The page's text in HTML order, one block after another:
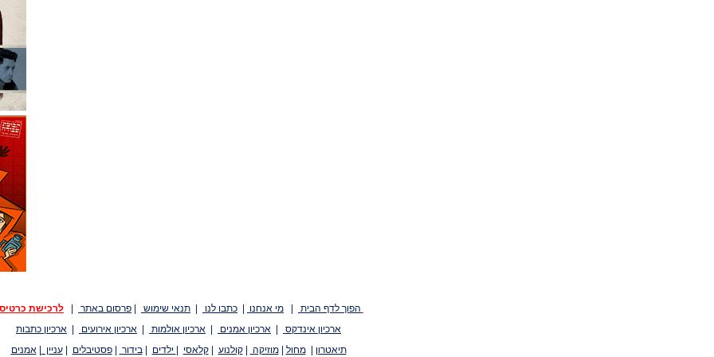
הפוך לדף הבית מי אנחנו כתבו לנו תנאי שימוש פרסום באתר
לרכישת
ארכיון אינדקס
ארכיון אמנים ארכיון אולמות ארכיון אירועים
ארכיון כתבות
תיאטרון
|מחול |מוזיקה |קולנוע |קלאסי ילדים |בידור |פסטיבלים |עניין |אמנים